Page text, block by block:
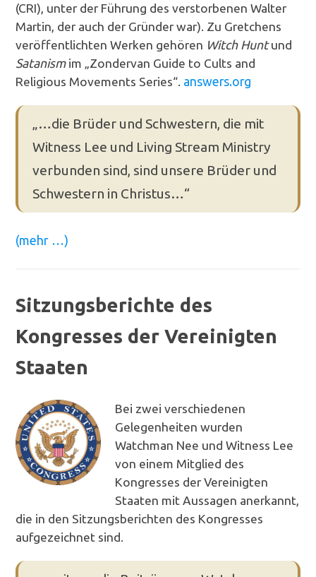
(CRI), unter der Führung des verstorbenen Walter
Martin, der auch der Gründer war). Zu Gretchens
veröffentlichten Werken gehören Witch Huntund
Satanismim „Zondervan Guide to Cults and
Religious Movements Series“. answers.org
„…die Brüder und Schwestern, die mit
Witness Lee und Living Stream Ministry
verbunden sind, sind unsere Brüder und
Schwestern in Christus…“
(mehr …)
Sitzungsberichte des
Kongresses der Vereinigten
Staaten
Bei zwei verschiedenen
Gelegenheiten wurden
Watchman Nee und Witness Lee
von einem Mitglied des
Kongresses der Vereinigten
Staaten mit Aussagen anerkannt,
die in den Sitzungsberichten des Kongresses
aufgezeichnet sind.